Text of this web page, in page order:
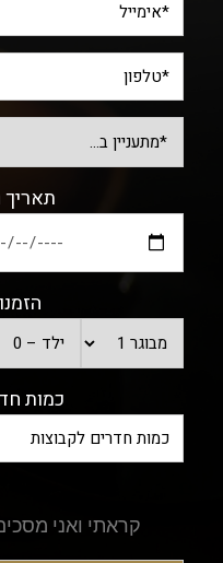
תאריך
כמות
קראתי ואני